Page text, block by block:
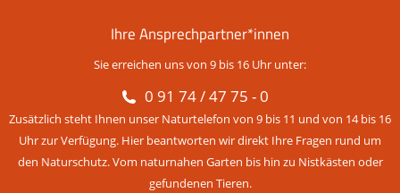
Ihre Ansprechpartner*innen
Sie erreichen uns von 9 bis 16 Uhr unter:
0 91 74 / 47 75 - 0
Zusätzlich steht Ihnen unser Naturtelefon von 9 bis 11 und von 14 bis 16
Uhr zur Verfügung. Hier beantworten wir direkt Ihre Fragen rund um
den Naturschutz. Vom naturnahen Garten bis hin zu Nistkästen oder
gefundenen Tieren.